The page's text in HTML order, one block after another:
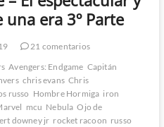
era 3º Parte
21 comentarios
Avengers: Endgame Capitán
chris evans Chris
russo Hombre Hormiga iron
mcu Nebula Ojo de
downey jr rocket racoon russo